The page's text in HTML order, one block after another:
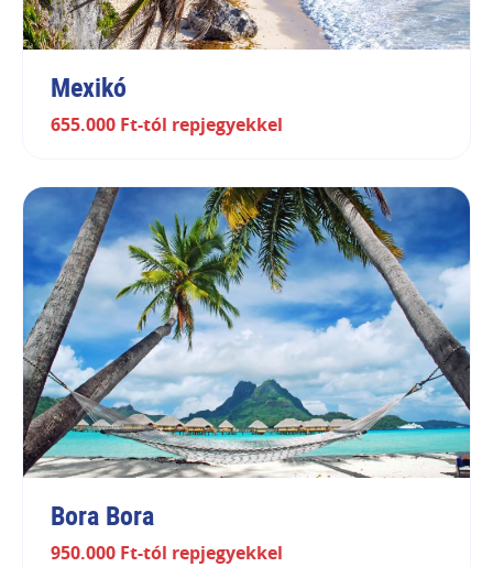
Mexikó
655.000 Ft-tól repjegyekkel
Bora Bora
950.000 Ft-tól repjegyekkel